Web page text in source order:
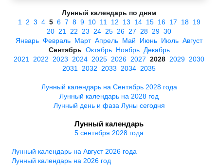
Лунный календарь по дням
1
2 3 4 5 6 7 8 9 10 11 12 13 14 15 16 17 18 19
20 21 22 23 24 25 26 27 28 29 30
Январь Февраль Март Апрель Май Июнь Июль Август
Сентябрь Октябрь Ноябрь Декабрь
2021
2022 2023 2024 2025 2026 2027 2028 2029 2030
2031
2032 2033 2034 2035
Лунный календарь на Сентябрь 2028 года
Лунный календарь на 2028 год
Лунный день и фаза Луны сегодня
Лунный календарь
5 сентября 2028 года
Лунный календарь на Август 2026 года
Лунный календарь на 2026 год